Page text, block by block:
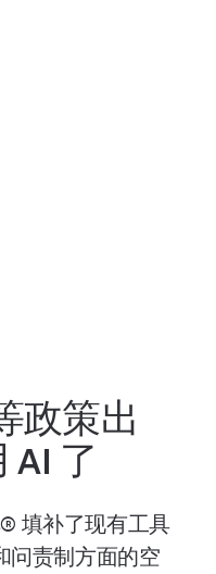
政策出
了
填补了现有工具
问责制方面的空